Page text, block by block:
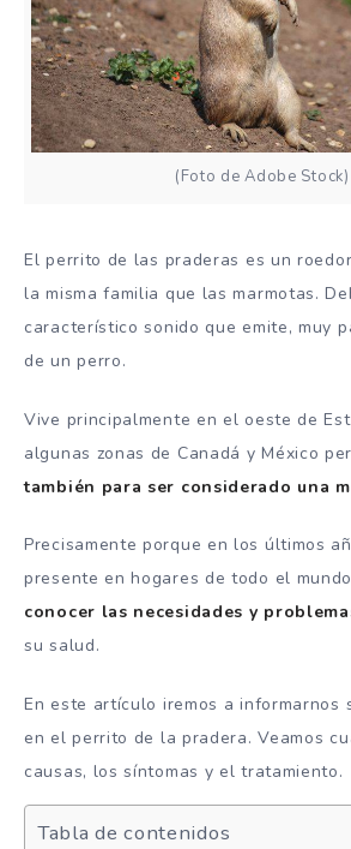
(Foto de Adobe Stock)
El perrito de las praderas es un
la misma familia que las marmotas.
característico sonido que emite, muy
de un perro.
Vive principalmente en el oeste de
algunas zonas de Canadá y México
también para ser considerado una
Precisamente porque en los últimos
presente en hogares de todo el mundo
conocer las necesidades y
su salud.
En este artículo iremos a informarnos
en el perrito de la pradera. Veamos
causas, los síntomas y el tratamiento.
Tabla de contenidos